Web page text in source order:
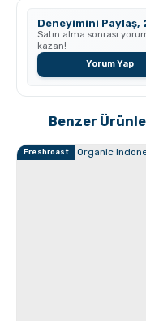
Deneyimini Paylaş,
Satın alma sonrası
kazan!
Yorum Yap
Benzer
Freshroast